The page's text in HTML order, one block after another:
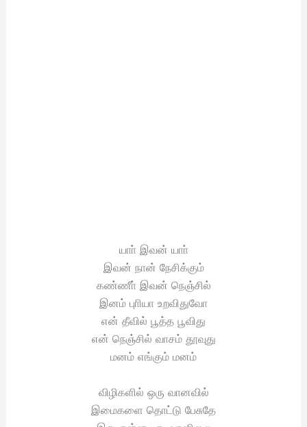
யாா் இவன் யாா்
இவன் நான் நேசிக்கும்
கண்ணீா் இவன் நெஞ்சில்
இனம் புாியா உறவிதுவோ
என் தீவில் பூத்த பூவிது
என் நெஞ்சில் வாசம் தூவுது
மனம் எங்கும் மனம்
விழிகளில் ஒரு வானவில்
இமைகளை தொட்டு பேசுதே